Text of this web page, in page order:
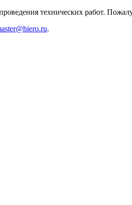
технических работ.
.